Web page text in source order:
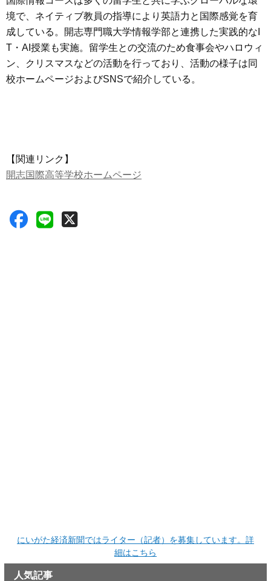
境で、ネイティブ教員の指導により英語力と国際感覚を育
成している。開志専門職大学情報学部と連携した実践的なI
T・AI授業も実施。留学生との交流のため食事会やハロウィ
ン、クリスマスなどの活動を行っており、活動の様子は同
校ホームページおよびSNSで紹介している。
【関連リンク】
開志国際高等学校ホームページ
にいがた経済新聞ではライター（記者）を募集しています。詳
細はこちら
人気記事